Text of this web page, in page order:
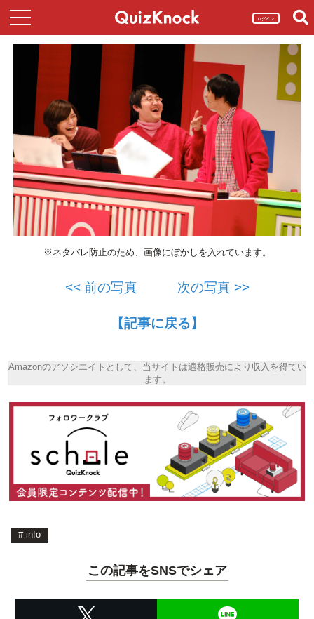
ログイン
※ネタバレ防止のため、画像にぼかしを入れています。
<< 前の写真 次の写真 >>
【記事に戻る】
Amazonのアソシエイトとして、当サイトは適格販売により収入を得てい
ます。
# info
この記事をSNSでシェア